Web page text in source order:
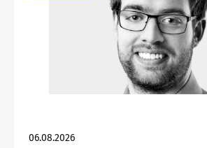
06.08.2026